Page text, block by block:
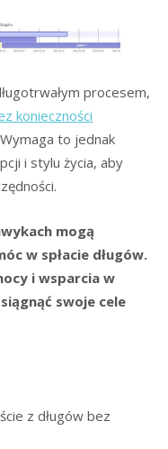
procesem,
konieczności
to jednak
i stylu życia, aby
mogą
w spłacie długów.
i wsparcia w
swoje cele
z długów bez